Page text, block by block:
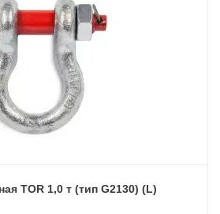
TOR 1,0 т (тип G2130) (L)